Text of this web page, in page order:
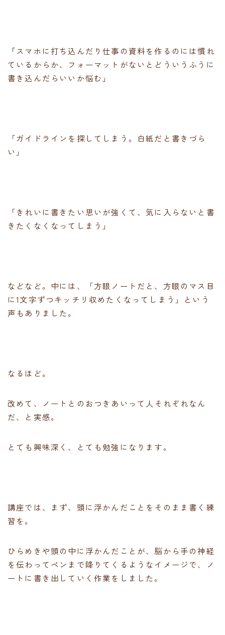
「スマホに打ち込んだり仕事の資料を作るのには慣れ
ているからか、フォーマットがないとどういうふうに
書き込んだらいいか悩む」
「ガイドラインを探してしまう。白紙だと書きづら
い」
「きれいに書きたい思いが強くて、気に入らないと書
きたくなくなってしまう」
などなど。中には、「方眼ノートだと、方眼のマス目
に1文字ずつキッチリ収めたくなってしまう」という
声もありました。
なるほど。
改めて、ノートとのおつきあいって人それぞれなん
だ、と実感。
とても興味深く、とても勉強になります。
講座では、まず、頭に浮かんだことをそのまま書く練
習を。
ひらめきや頭の中に浮かんだことが、脳から手の神経
を伝わってペンまで降りてくるようなイメージで、ノ
ートに書き出していく作業をしました。